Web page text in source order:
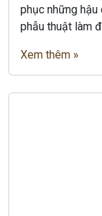
phục những hậu
phẫu thuật làm
Xem thêm »